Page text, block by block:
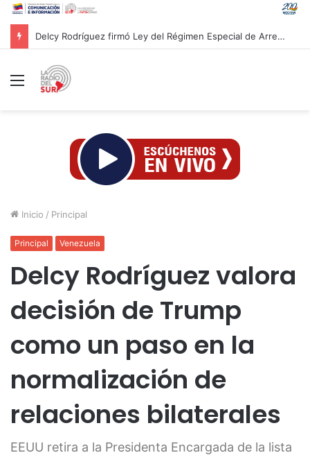
Delcy Rodríguez firmó Ley del Régimen Especial de Arrendamiento de Inmuebles Destinados a Vivienda
Menú
Inicio / Principal
Principal Venezuela
Delcy Rodríguez valora
decisión de Trump
como un paso en la
normalización de
relaciones bilaterales
EEUU retira a la Presidenta Encargada de la lista